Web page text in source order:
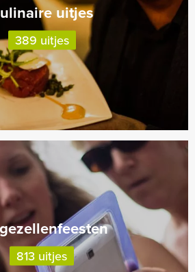
uitjes
389 uitjes
813 uitjes